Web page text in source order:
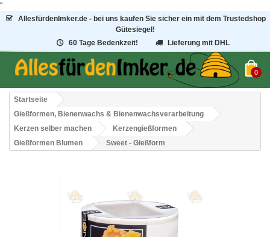
"
AllesfürdenImker.de - bei uns kaufen Sie sicher ein mit dem Trustedshop
Gütesiegel!
60 Tage Bedenkzeit!
Lieferung mit DHL
0
Startseite
Gießformen, Bienenwachs & Bienenwachsverarbeitung
Kerzen selber machen
Kerzengießformen
Gießformen Blumen
Sweet - Gießform